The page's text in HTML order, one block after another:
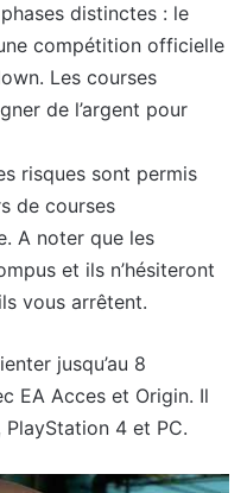
distinctes : le
compétition officielle
Les courses
de l’argent pour
risques sont permis
de courses
A noter que les
et ils n’hésiteront
vous arrêtent.
jusqu’au 8
EA Acces et Origin. Il
4 et PC.